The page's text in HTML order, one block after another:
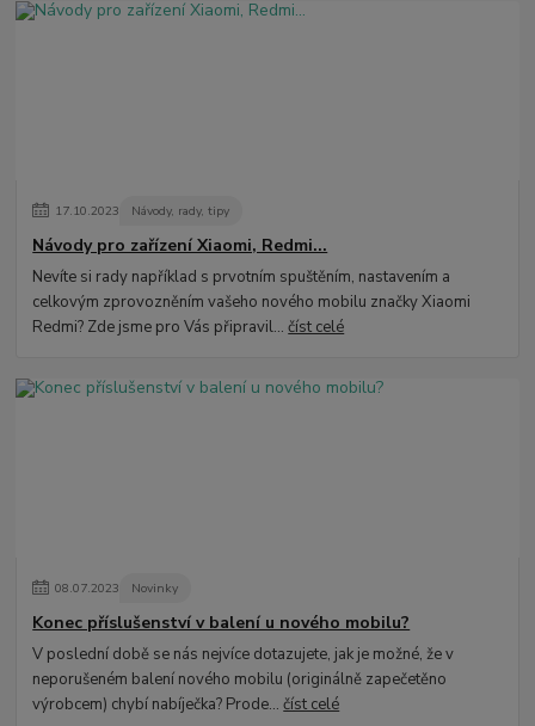
17.10.2023 Návody, rady, tipy
Návody pro zařízení Xiaomi, Redmi...
Nevíte si rady například s prvotním spuštěním, nastavením a
celkovým zprovozněním vašeho nového mobilu značky Xiaomi
Redmi? Zde jsme pro Vás připravil...číst celé
08.07.2023 Novinky
Konec příslušenství v balení u nového mobilu?
V poslední době se nás nejvíce dotazujete, jak je možné, že v
neporušeném balení nového mobilu (originálně zapečetěno
výrobcem) chybí nabíječka? Prode...číst celé